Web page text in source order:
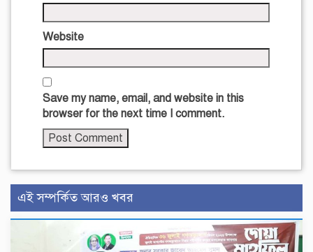
Website
Save my name, email, and website in this
browser for the next time I comment.
এই সম্পর্কিত আরও খবর